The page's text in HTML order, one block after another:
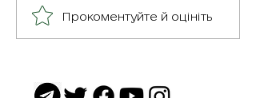
Герої серед нас: медик
Хітмен
Прокоментуйте й оцініть